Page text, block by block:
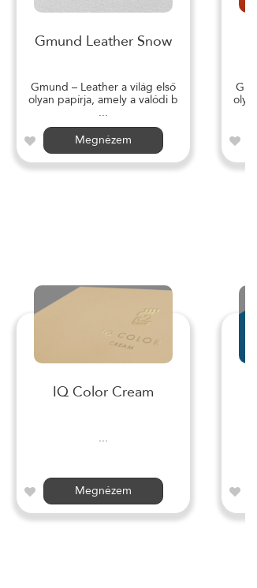
Gmund Leather Snow
Gmund – Leather a világ első
olyan papírja, amely a valódi b
...
Megnézem
IQ Color Cream
...
Megnézem